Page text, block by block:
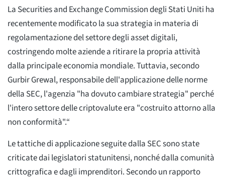
La Securities and Exchange Commission degli Stati Uniti ha
recentemente modificato la sua strategia in materia di
regolamentazione del settore degli asset digitali,
costringendo molte aziende a ritirare la propria attività
dalla principale economia mondiale. Tuttavia, secondo
Gurbir Grewal, responsabile dell'applicazione delle norme
della SEC, l'agenzia "ha dovuto cambiare strategia" perché
l'intero settore delle criptovalute era "costruito attorno alla
non conformità".“
Le tattiche di applicazione seguite dalla SEC sono state
criticate dai legislatori statunitensi, nonché dalla comunità
crittografica e dagli imprenditori. Secondo un rapporto